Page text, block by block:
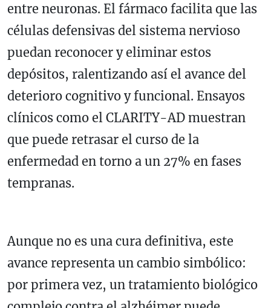
entre neuronas. El fármaco facilita que las
células defensivas del sistema nervioso
puedan reconocer y eliminar estos
depósitos, ralentizando así el avance del
deterioro cognitivo y funcional. Ensayos
clínicos como el CLARITY-AD muestran
que puede retrasar el curso de la
enfermedad en torno a un 27% en fases
tempranas.
Aunque no es una cura definitiva, este
avance representa un cambio simbólico:
por primera vez, un tratamiento biológico